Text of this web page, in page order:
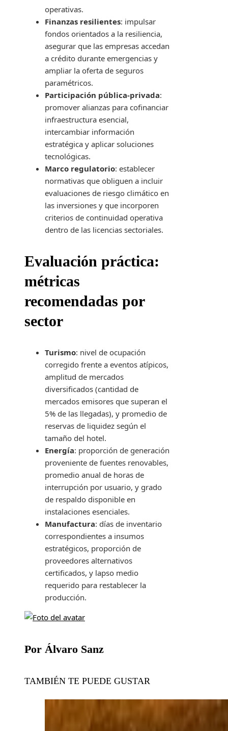
operativas.
Finanzas resilientes: impulsar
fondos orientados a la resiliencia,
asegurar que las empresas accedan
a crédito durante emergencias y
ampliar la oferta de seguros
paramétricos.
Participación pública-privada:
promover alianzas para cofinanciar
infraestructura esencial,
intercambiar información
estratégica y aplicar soluciones
tecnológicas.
Marco regulatorio: establecer
normativas que obliguen a incluir
evaluaciones de riesgo climático en
las inversiones y que incorporen
criterios de continuidad operativa
dentro de las licencias sectoriales.
Evaluación práctica:
métricas
recomendadas por
sector
Turismo: nivel de ocupación
corregido frente a eventos atípicos,
amplitud de mercados
diversificados (cantidad de
mercados emisores que superan el
5% de las llegadas), y promedio de
reservas de liquidez según el
tamaño del hotel.
Energía: proporción de generación
proveniente de fuentes renovables,
promedio anual de horas de
interrupción por usuario, y grado
de respaldo disponible en
instalaciones esenciales.
Manufactura: días de inventario
correspondientes a insumos
estratégicos, proporción de
proveedores alternativos
certificados, y lapso medio
requerido para restablecer la
producción.
Por Álvaro Sanz
TAMBIÉN TE PUEDE GUSTAR